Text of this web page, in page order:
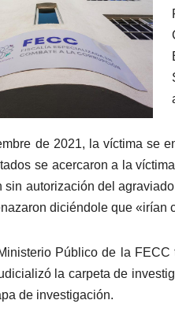
de 2021, la víctima se
se acercaron a la
sin autorización del
diciéndole que «irían
Público de la
la carpeta de
de investigación.